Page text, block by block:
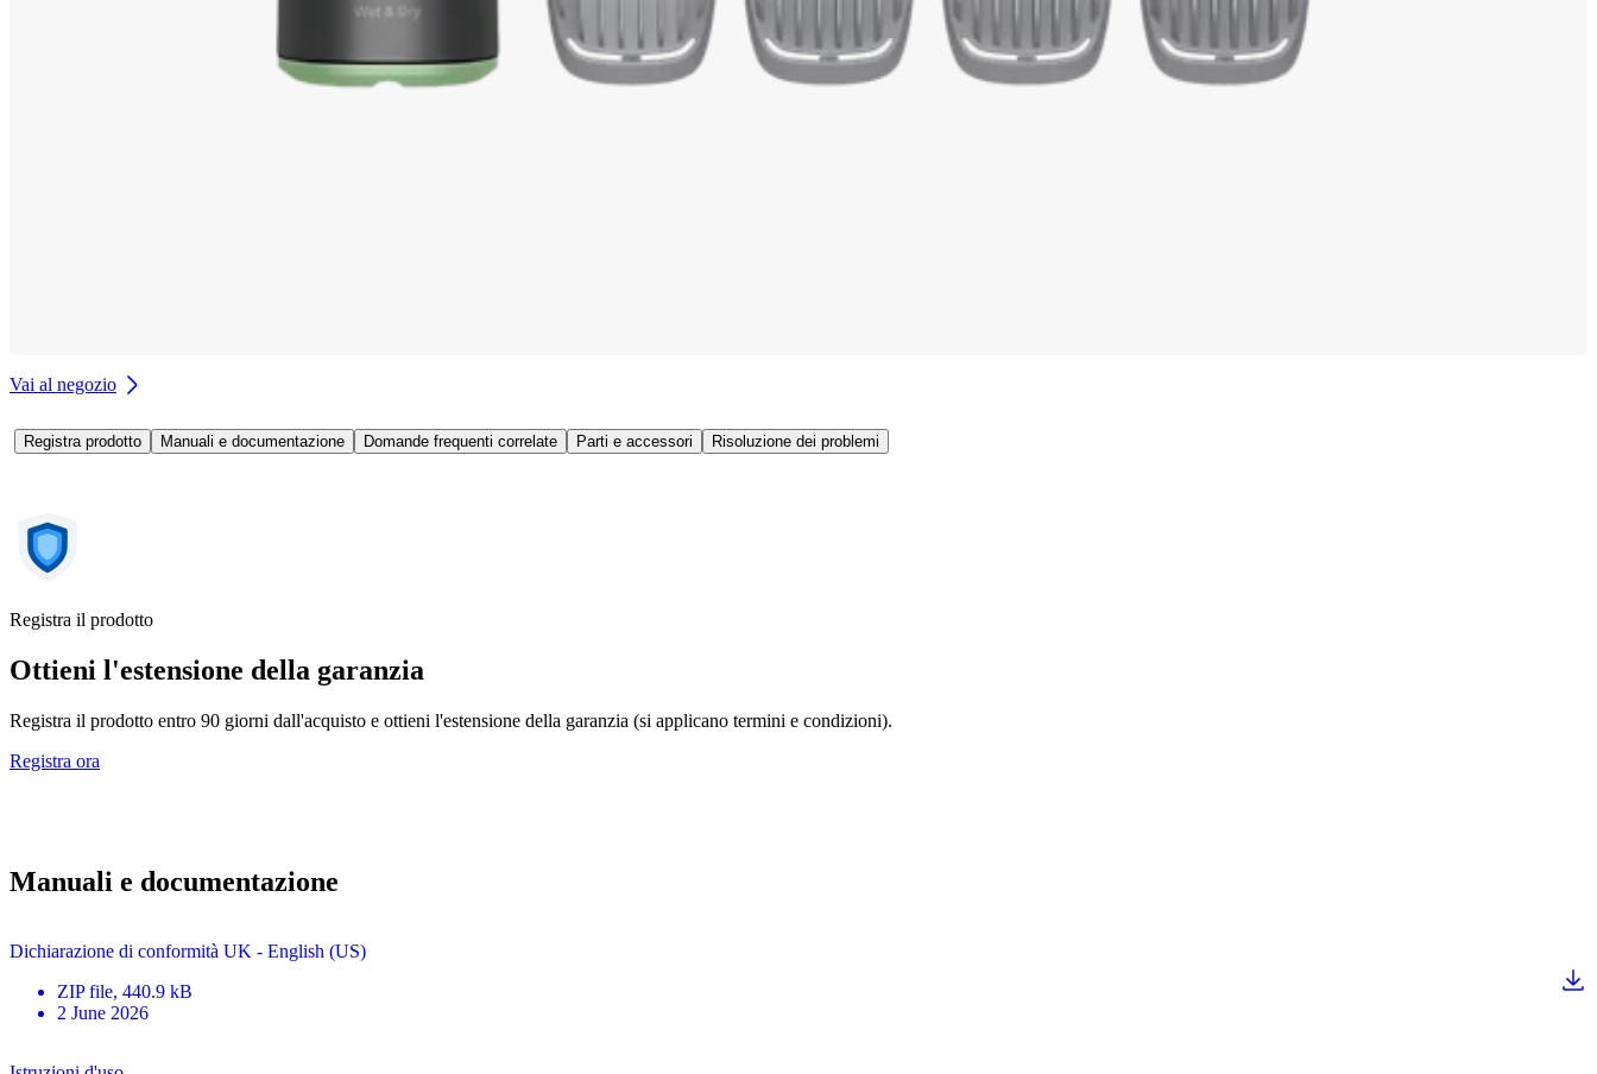
Vai al negozio
Registra prodotto Manuali e documentazione Domande frequenti correlate Parti e accessori Risoluzione dei problemi
Registra il prodotto
Ottieni l'estensione della garanzia
Registra il prodotto entro 90 giorni dall'acquisto e ottieni l'estensione della garanzia (si applicano termini e condizioni).
Registra ora
Manuali e documentazione
Dichiarazione di conformità UK - English (US)
ZIP file, 440.9 kB
2 June 2026